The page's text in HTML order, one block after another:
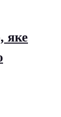
яке